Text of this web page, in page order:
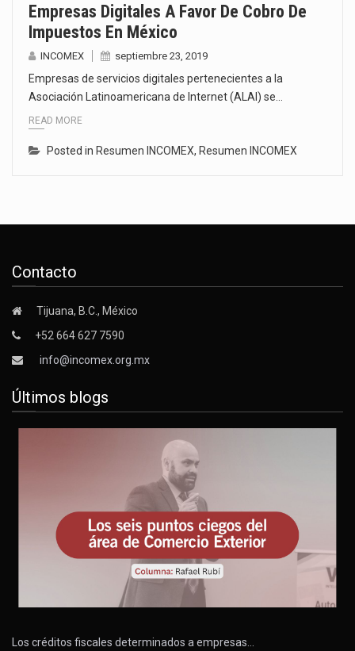
Empresas Digitales A Favor De Cobro De
Impuestos En México
INCOMEX septiembre 23, 2019
Empresas de servicios digitales pertenecientes a la
Asociación Latinoamericana de Internet (ALAI) se…
READ MORE
Posted in Resumen INCOMEX, Resumen INCOMEX
Contacto
Tijuana, B.C., México
+52 664 627 7590
info@incomex.org.mx
Últimos blogs
Los créditos fiscales determinados a empresas…